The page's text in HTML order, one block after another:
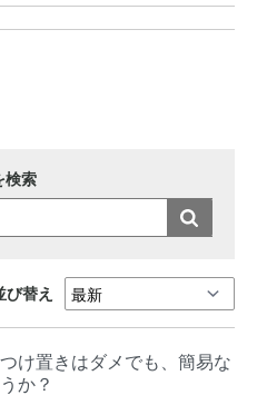
to width
to size
検索
び替え
け置きはダメでも、簡易な
か？